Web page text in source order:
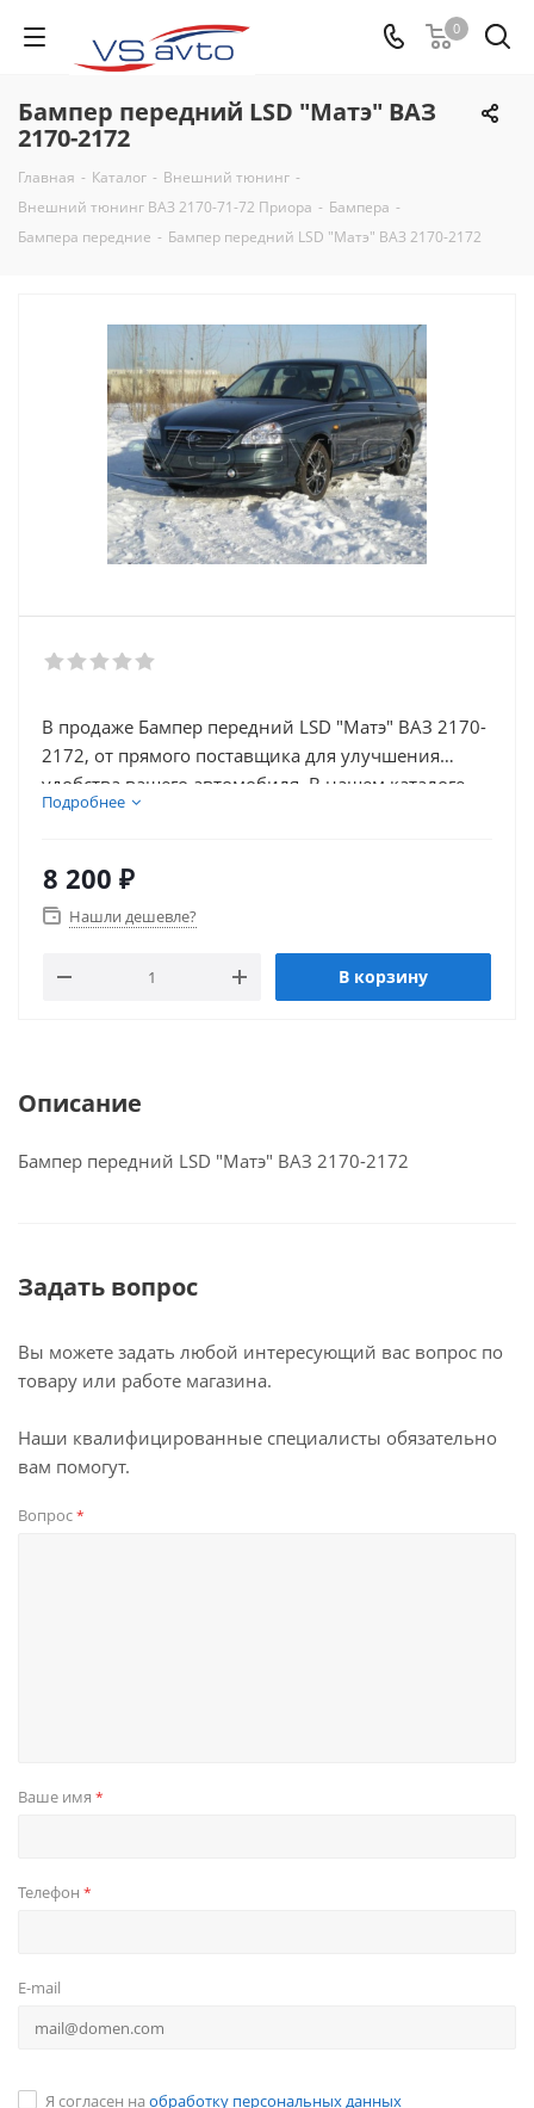
0
Бампер передний LSD "Матэ" ВАЗ
2170-2172
Главная - Каталог - Внешний тюнинг -
Внешний тюнинг ВАЗ 2170-71-72 Приора - Бампера -
Бампера передние - Бампер передний LSD "Матэ" ВАЗ 2170-2172
В продаже Бампер передний LSD "Матэ" ВАЗ 2170-
2172, от прямого поставщика для улучшения
удобства вашего автомобиля. В нашем каталоге
так же присутствует множество товаров для
Подробнее
8 200 ₽
Нашли дешевле?
В корзину
Описание
Бампер передний LSD "Матэ" ВАЗ 2170-2172
Задать вопрос
Вы можете задать любой интересующий вас вопрос по
товару или работе магазина.
Наши квалифицированные специалисты обязательно
вам помогут.
Вопрос*
Ваше имя *
Телефон *
E-mail
Я согласен на обработку персональных данных